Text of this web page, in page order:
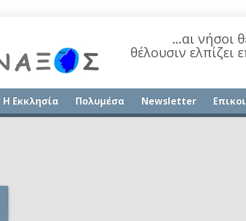
…αι νήσοι
θέλουσιν
Η Εκκλησία Πολυμέσα Newsletter